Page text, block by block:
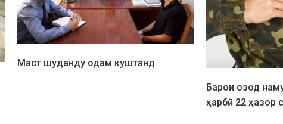
Маст шуданду одам куштанд
Барои озод
ҳарбӣ 22 ҳазор